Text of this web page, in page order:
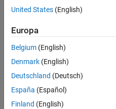
United States (English)
Europa
Belgium (English)
Denmark (English)
Deutschland (Deutsch)
España (Español)
Finland (English)
Centro de confianza
Marcas
Política de privacidad
Información de contacto
© 1994-2026 The MathWorks,